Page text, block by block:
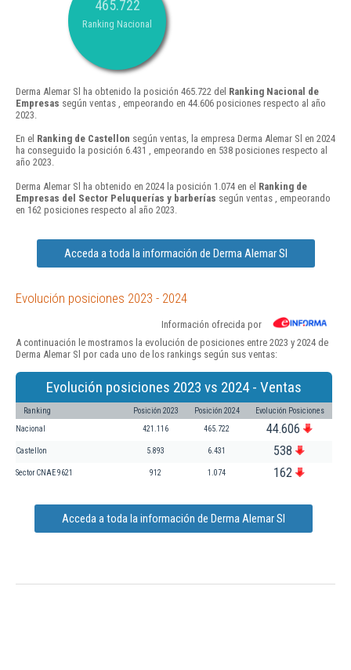
465.722
Ranking Nacional
Derma Alemar Sl ha obtenido la posición 465.722 del Ranking Nacional de
Empresas según ventas , empeorando en 44.606 posiciones respecto al año
2023.
En el Ranking de Castellon según ventas, la empresa Derma Alemar Sl en 2024
ha conseguido la posición 6.431 , empeorando en 538 posiciones respecto al
año 2023.
Derma Alemar Sl ha obtenido en 2024 la posición 1.074 en el Ranking de
Empresas del Sector Peluquerías y barberías según ventas , empeorando
en 162 posiciones respecto al año 2023.
Acceda a toda la información de Derma Alemar Sl
Evolución posiciones 2023 - 2024
Información ofrecida por
A continuación le mostramos la evolución de posiciones entre 2023 y 2024 de
Derma Alemar Sl por cada uno de los rankings según sus ventas:
Evolución posiciones 2023 vs 2024 - Ventas
Ranking Posición 2023 Posición 2024 Evolución Posiciones
Nacional 421.116 465.722 44.606
Castellon 5.893 6.431 538
Sector CNAE 9621 912 1.074 162
Acceda a toda la información de Derma Alemar Sl